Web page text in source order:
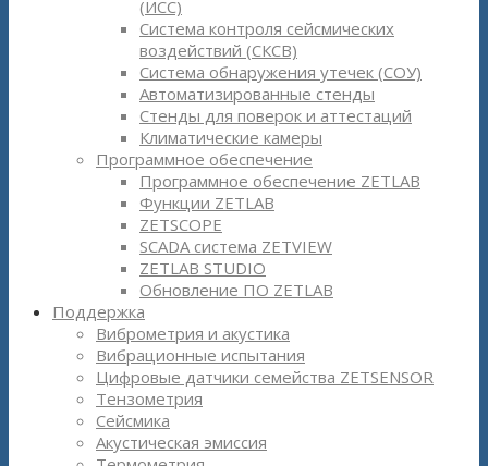
(ИСС)
Система контроля сейсмических
воздействий (СКСВ)
Система обнаружения утечек (СОУ)
Автоматизированные стенды
Стенды для поверок и аттестаций
Климатические камеры
Программное обеспечение
Программное обеспечение ZETLAB
Функции ZETLAB
ZETSCOPE
SCADA система ZETVIEW
ZETLAB STUDIO
Обновление ПО ZETLAB
Поддержка
Виброметрия и акустика
Вибрационные испытания
Цифровые датчики семейства ZETSENSOR
Тензометрия
Сейсмика
Акустическая эмиссия